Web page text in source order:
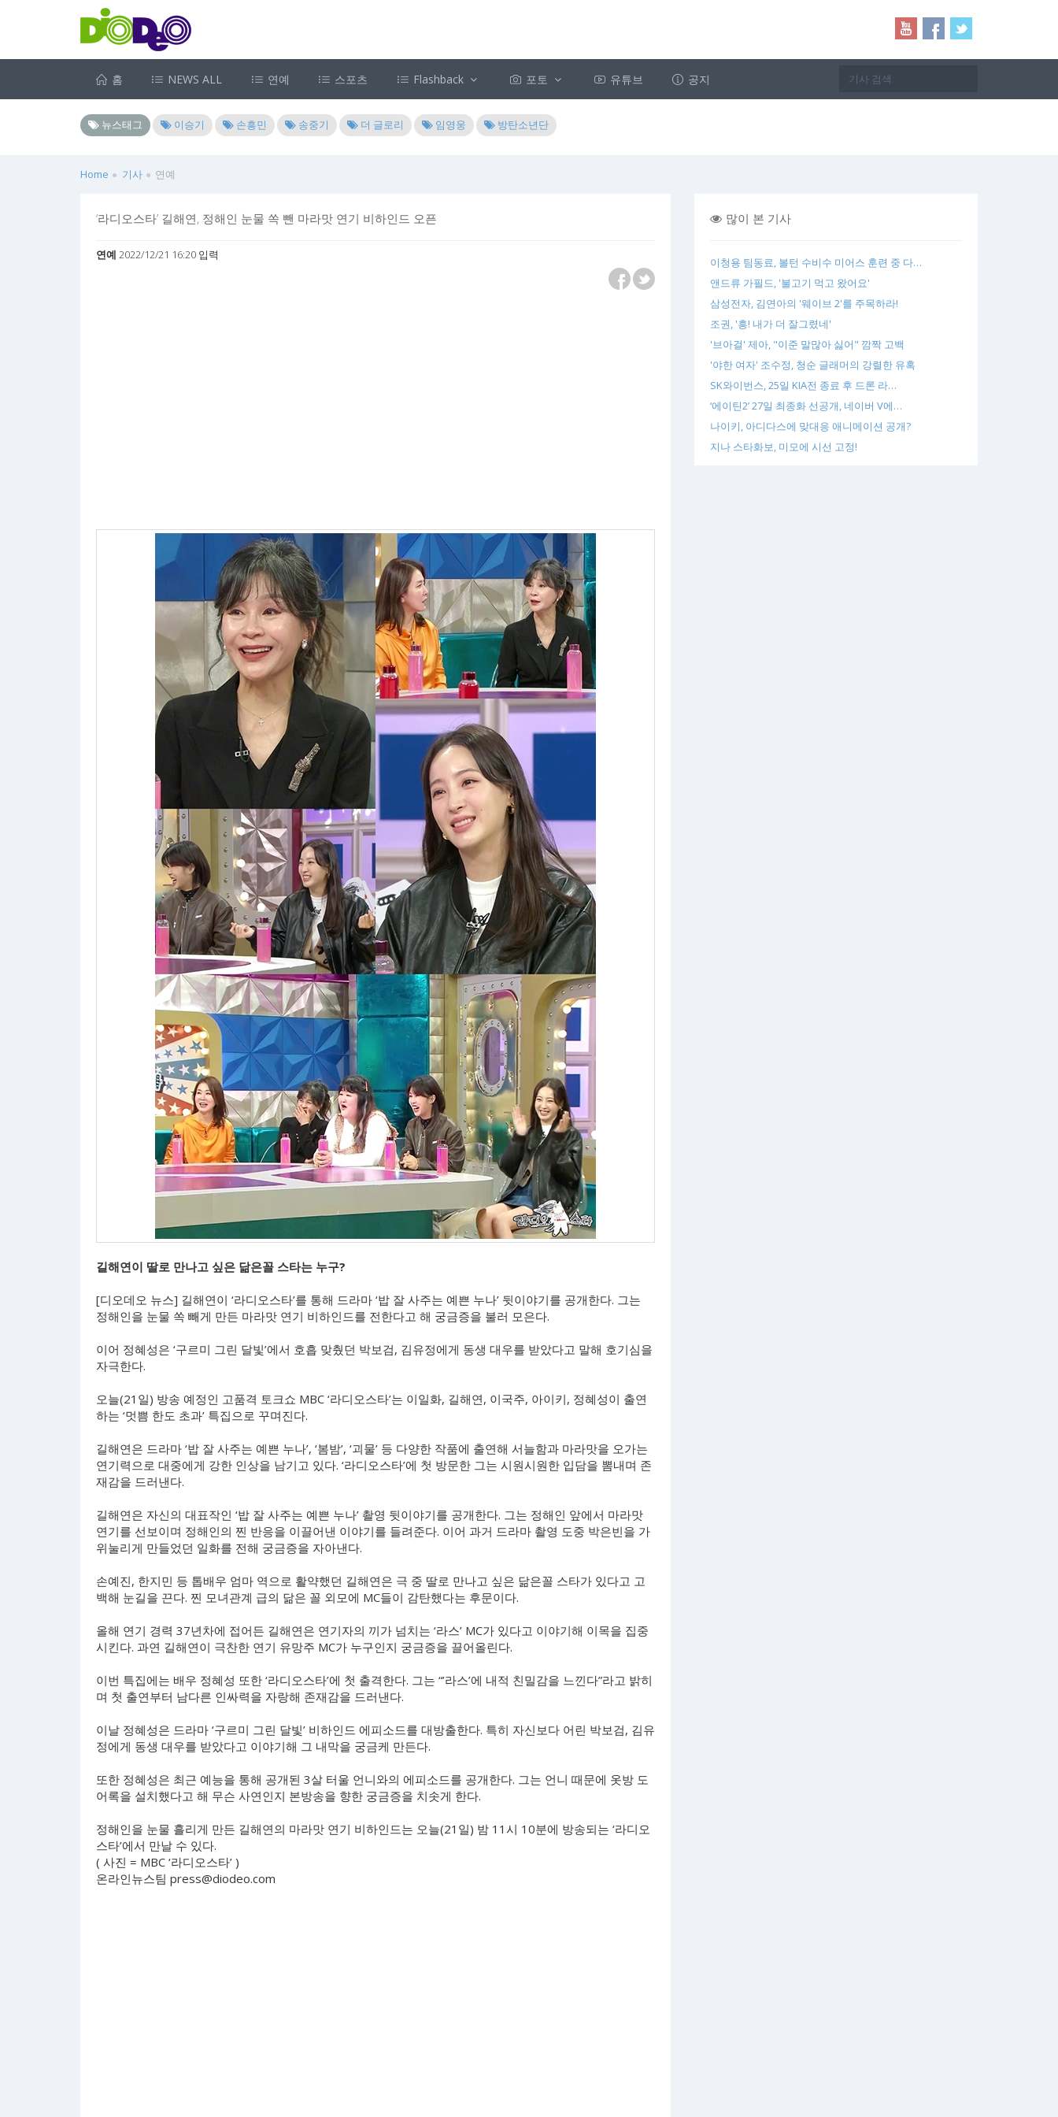
홈 NEWS ALL 연예 스포츠 Flashback 포토 유튜브 공지
뉴스태그 이승기 손흥민 송중기 더 글로리 임영웅 방탄소년단
Home 기사 연예
‘라디오스타’ 길해연, 정해인 눈물 쏙 뺀 마라맛 연기 비하인드 오픈
연예 2022/12/21 16:20 입력
길해연이 딸로 만나고 싶은 닮은꼴 스타는 누구?
[디오데오 뉴스] 길해연이 ‘라디오스타’를 통해 드라마 ‘밥 잘 사주는 예쁜 누나’ 뒷이야기를 공개한다. 그는
정해인을 눈물 쏙 빼게 만든 마라맛 연기 비하인드를 전한다고 해 궁금증을 불러 모은다.
이어 정혜성은 ‘구르미 그린 달빛’에서 호흡 맞췄던 박보검, 김유정에게 동생 대우를 받았다고 말해 호기심을
자극한다.
오늘(21일) 방송 예정인 고품격 토크쇼 MBC ‘라디오스타’는 이일화, 길해연, 이국주, 아이키, 정혜성이 출연
하는 ‘멋쁨 한도 초과’ 특집으로 꾸며진다.
길해연은 드라마 ‘밥 잘 사주는 예쁜 누나’, ‘봄밤’, ‘괴물’ 등 다양한 작품에 출연해 서늘함과 마라맛을 오가는
연기력으로 대중에게 강한 인상을 남기고 있다. ‘라디오스타’에 첫 방문한 그는 시원시원한 입담을 뽐내며 존
재감을 드러낸다.
길해연은 자신의 대표작인 ‘밥 잘 사주는 예쁜 누나’ 촬영 뒷이야기를 공개한다. 그는 정해인 앞에서 마라맛
연기를 선보이며 정해인의 찐 반응을 이끌어낸 이야기를 들려준다. 이어 과거 드라마 촬영 도중 박은빈을 가
위눌리게 만들었던 일화를 전해 궁금증을 자아낸다.
손예진, 한지민 등 톱배우 엄마 역으로 활약했던 길해연은 극 중 딸로 만나고 싶은 닮은꼴 스타가 있다고 고
백해 눈길을 끈다. 찐 모녀관계 급의 닮은 꼴 외모에 MC들이 감탄했다는 후문이다.
올해 연기 경력 37년차에 접어든 길해연은 연기자의 끼가 넘치는 ‘라스’ MC가 있다고 이야기해 이목을 집중
시킨다. 과연 길해연이 극찬한 연기 유망주 MC가 누구인지 궁금증을 끌어올린다.
이번 특집에는 배우 정혜성 또한 ‘라디오스타’에 첫 출격한다. 그는 “’라스’에 내적 친밀감을 느낀다”라고 밝히
며 첫 출연부터 남다른 인싸력을 자랑해 존재감을 드러낸다.
이날 정혜성은 드라마 ‘구르미 그린 달빛’ 비하인드 에피소드를 대방출한다. 특히 자신보다 어린 박보검, 김유
정에게 동생 대우를 받았다고 이야기해 그 내막을 궁금케 만든다.
또한 정혜성은 최근 예능을 통해 공개된 3살 터울 언니와의 에피소드를 공개한다. 그는 언니 때문에 옷방 도
어록을 설치했다고 해 무슨 사연인지 본방송을 향한 궁금증을 치솟게 한다.
정해인을 눈물 흘리게 만든 길해연의 마라맛 연기 비하인드는 오늘(21일) 밤 11시 10분에 방송되는 ‘라디오
스타’에서 만날 수 있다.
( 사진 = MBC ‘라디오스타’ )
온라인뉴스팀 press@diodeo.com
많이 본 기사
이청용 팀동료, 볼턴 수비수 미어스 훈련 중 다…
앤드류 가필드, '불고기 먹고 왔어요'
삼성전자, 김연아의 '웨이브 2'를 주목하라!
조권, '흥! 내가 더 잘그렸네'
'브아걸' 제아, "이준 말많아 싫어" 깜짝 고백
'야한 여자' 조수정, 청순 글래머의 강렬한 유혹
SK와이번스, 25일 KIA전 종료 후 드론 라…
‘에이틴2’ 27일 최종화 선공개, 네이버 V에…
나이키, 아디다스에 맞대응 애니메이션 공개?
지나 스타화보, 미모에 시선 고정!